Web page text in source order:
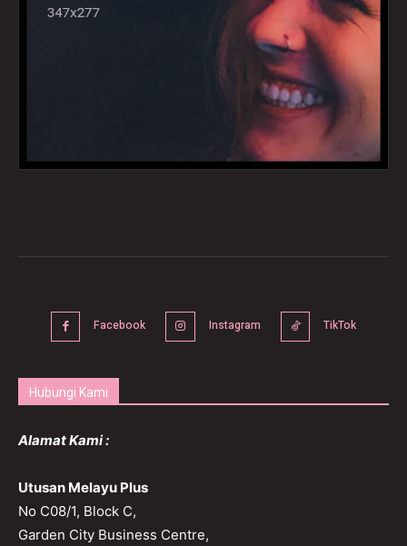
Facebook Instagram TikTok
Hubungi Kami
Alamat Kami :
Utusan Melayu Plus
No C08/1, Block C,
Garden City Business Centre,